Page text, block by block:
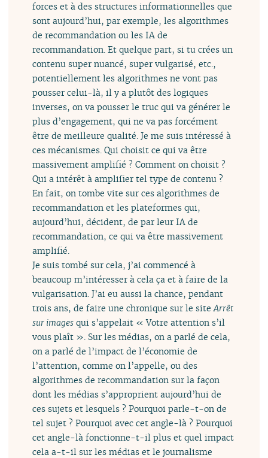
forces et à des structures informationnelles que
sont aujourd’hui, par exemple, les algorithmes
de recommandation ou les IA de
recommandation. Et quelque part, si tu crées un
contenu super nuancé, super vulgarisé, etc.,
potentiellement les algorithmes ne vont pas
pousser celui-là, il y a plutôt des logiques
inverses, on va pousser le truc qui va générer le
plus d’engagement, qui ne va pas forcément
être de meilleure qualité. Je me suis intéressé à
ces mécanismes. Qui choisit ce qui va être
massivement amplifié ? Comment on choisit ?
Qui a intérêt à amplifier tel type de contenu ?
En fait, on tombe vite sur ces algorithmes de
recommandation et les plateformes qui,
aujourd’hui, décident, de par leur IA de
recommandation, ce qui va être massivement
amplifié.
Je suis tombé sur cela, j’ai commencé à
beaucoup m’intéresser à cela ça et à faire de la
vulgarisation. J’ai eu aussi la chance, pendant
trois ans, de faire une chronique sur le siteArrêt
sur images qui s’appelait « Votre attention s’il
vous plaît ». Sur les médias, on a parlé de cela,
on a parlé de l’impact de l’économie de
l’attention, comme on l’appelle, ou des
algorithmes de recommandation sur la façon
dont les médias s’approprient aujourd’hui de
ces sujets et lesquels ? Pourquoi parle-t-on de
tel sujet ? Pourquoi avec cet angle-là ? Pourquoi
cet angle-là fonctionne-t-il plus et quel impact
cela a-t-il sur les médias et le journalisme